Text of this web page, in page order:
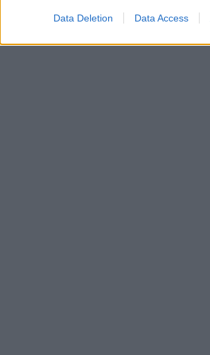
Data Deletion Data Access